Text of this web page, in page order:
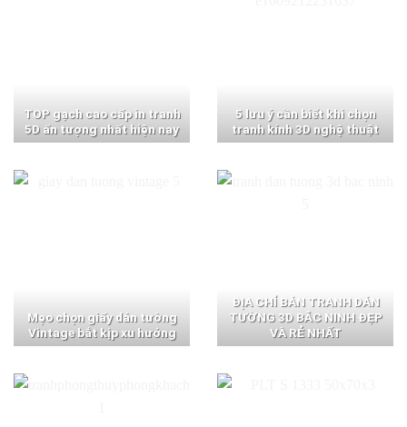
TOP gạch cao cấp in tranh
5D ấn tượng nhất hiện nay
5 lưu ý cần biết khi chọn
tranh kính 3D nghệ thuật
Mẹo chọn giấy dán tường
Vintage bắt kịp xu hướng
ĐỊA CHỈ BÁN TRANH DÁN
TƯỜNG 3D BẮC NINH ĐẸP
VÀ RẺ NHẤT